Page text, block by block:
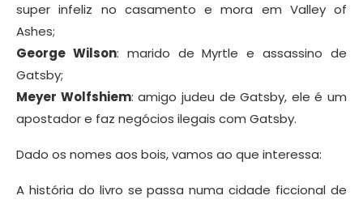
super infeliz no casamento e mora em Valley of
Ashes;
George Wilson: marido de Myrtle e assassino de
Gatsby;
Meyer Wolfshiem: amigo judeu de Gatsby, ele é um
apostador e faz negócios ilegais com Gatsby.
Dado os nomes aos bois, vamos ao que interessa:
A história do livro se passa numa cidade ficcional de